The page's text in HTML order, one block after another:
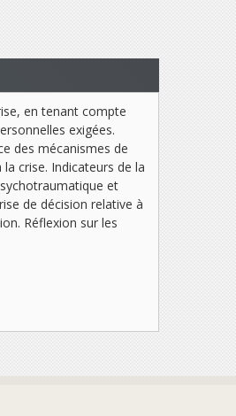
en tenant compte
exigées.
des mécanismes de
crise. Indicateurs de la
et
de décision relative à
Réflexion sur les